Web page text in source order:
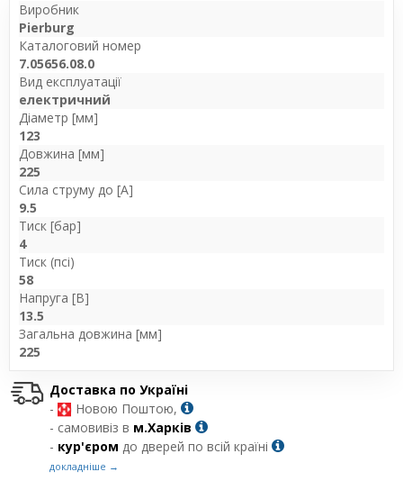
Виробник
Pierburg
Каталоговий номер
7.05656.08.0
Вид експлуатації
електричний
Діаметр [мм]
123
Довжина [мм]
225
Сила струму до [А]
9.5
Тиск [бар]
4
Тиск (псі)
58
Напруга [В]
13.5
Загальна довжина [мм]
225
Доставка по Україні
-
Новою Поштою,
- самовивіз в м.Харків
- кур'єром до дверей по всій країні
докладніше →